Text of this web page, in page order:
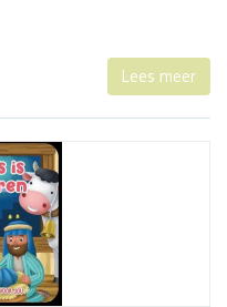
Lees meer